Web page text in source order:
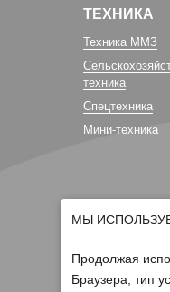
ТЕХНИКА
Техника ММЗ
техника
Спецтехника
Мини-техника
МЫ
Продолжая
Браузера; тип